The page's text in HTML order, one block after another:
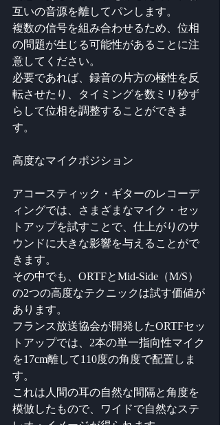
互いの音源を離してパンします。
複数の信号を組み合わせるため、位相
の問題が生じる可能性があることに注
意してください。
必要であれば、録音の片方の極性を反
転させたり、タイミングを数ミリ秒ず
らして位相を調整することができま
す。
高度なマイクポジション
アコースティック・ギターのレコーデ
ィングでは、さまざまなマイク・セッ
トアップを試すことで、仕上がりのサ
ウンドに大きな影響を与えることがで
きます。
その中でも、ORTFとMid-Side（M/S）
の2つの高度なテクニックは試す価値が
あります。
フランス放送協会が開発したORTFセッ
トアップでは、2本の単一指向性マイク
を17cm離して110度の角度で配置しま
す。
これは人間の耳の自然な間隔と角度を
模倣したもので、ワイドで自然なステ